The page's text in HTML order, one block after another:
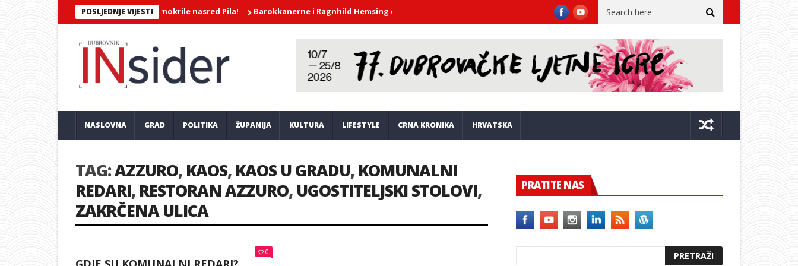
POSLJEDNJE VIJESTI
SNIMKA/Dvije djevojke mokrile nasred Pila! Barokkanerne i Ragnhild Hemsing donijeli duh barokne glazbe u atrij Kneževa dvora Župan sa suradnicima u Kninu na 31. obljetnici VRO
NASLOVNA GRAD POLITIKA ŽUPANIJA KULTURA LIFESTYLE CRNA KRONIKA HRVATSKA
TAG:AZZURO, KAOS, KAOS U GRADU, KOMUNALNI
REDARI, RESTORAN AZZURO, UGOSTITELJSKI STOLOVI,
ZAKRČENA ULICA
0
PRATITE NAS